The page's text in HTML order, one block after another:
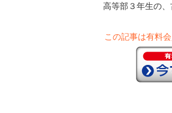
高等部３年生の、
この記事は有料会